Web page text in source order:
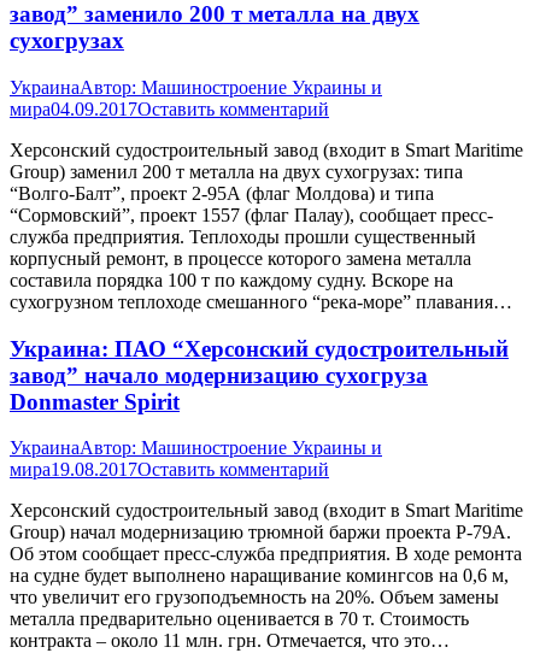
завод” заменило 200 т металла на двух
сухогрузах
УкраинаАвтор: Машиностроение Украины и
мира04.09.2017Оставить комментарий
Херсонский судостроительный завод (входит в Smart Maritime
Group) заменил 200 т металла на двух сухогрузах: типа
“Волго-Балт”, проект 2-95А (флаг Молдова) и типа
“Сормовский”, проект 1557 (флаг Палау), сообщает пресс-
служба предприятия. Теплоходы прошли существенный
корпусный ремонт, в процессе которого замена металла
составила порядка 100 т по каждому судну. Вскоре на
сухогрузном теплоходе смешанного “река-море” плавания…
Украина: ПАО “Херсонский судостроительный
завод” начало модернизацию сухогруза
Donmaster Spirit
УкраинаАвтор: Машиностроение Украины и
мира19.08.2017Оставить комментарий
Херсонский судостроительный завод (входит в Smart Maritime
Group) начал модернизацию трюмной баржи проекта Р-79А.
Об этом сообщает пресс-служба предприятия. В ходе ремонта
на судне будет выполнено наращивание комингсов на 0,6 м,
что увеличит его грузоподъемность на 20%. Объем замены
металла предварительно оценивается в 70 т. Стоимость
контракта – около 11 млн. грн. Отмечается, что это…